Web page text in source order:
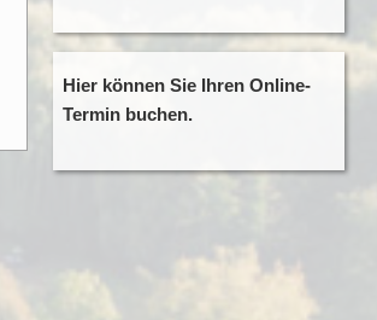
Hier können Sie Ihren Online-
Termin buchen.